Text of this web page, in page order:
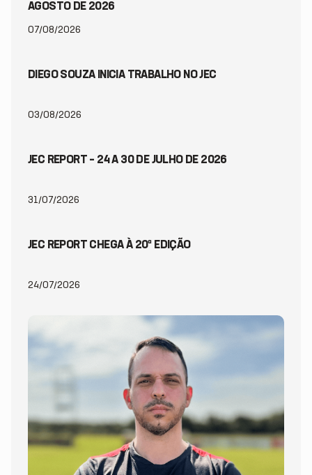
AGOSTO DE 2026
07/08/2026
DIEGO SOUZA INICIA TRABALHO NO JEC
03/08/2026
JEC REPORT – 24 A 30 DE JULHO DE 2026
31/07/2026
JEC REPORT CHEGA À 20ª EDIÇÃO
24/07/2026